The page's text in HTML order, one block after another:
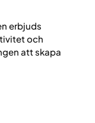
erbjuds
och
att skapa